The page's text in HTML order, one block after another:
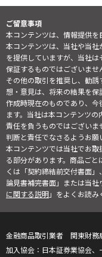
ご留意事項
本コンテンツは、情報提供を
本コンテンツは、当社や当
を提供していますが、当社
保証するものではございませ
その他の取引を推奨し、勧
想・意見は、将来の結果を
作成時現在のものであり、
ます。当社は本コンテンツ
責任を負うものではござい
判断と責任でなさるようお願
本コンテンツでは当社でお
る部分があります。商品ご
くは「契約締結前交付書面
論見書補完書面」または当
に関する説明」をよくお読み
金融商品取引業者 関東財務
日本証券業協会